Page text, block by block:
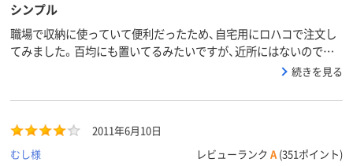
シンプル
職場で収納に使っていて便利だったため、自宅用にロハコで注文し
てみました。百均にも置いてるみたいですが、近所にはないので割
高にはなりますがディープの方と一緒に購入しました。食器関係が
続きを見る
2011年6月10日
むし様
レビューランク A (351ポイント)